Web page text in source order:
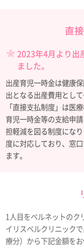
直
2023年4月より出
ました。
出産育児一時金は健康
出となる出産費用とし
「直接支払制度」は医
育児一時金等の支給申
担軽減を図る制度にな
度に対応しており、窓
ます。
1人目をベルネットの
イリスベルクリニック
療分）から下記金額を